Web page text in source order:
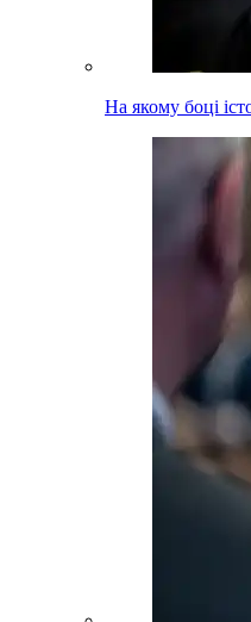
На якому боці